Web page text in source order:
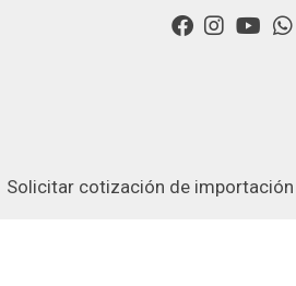
Solicitar cotización de importación